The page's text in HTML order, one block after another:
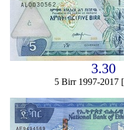
3.30
5 Birr 1997-2017 [